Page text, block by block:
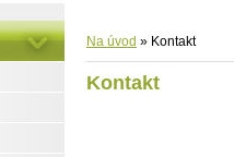
Na úvod » Kontakt
Kontakt